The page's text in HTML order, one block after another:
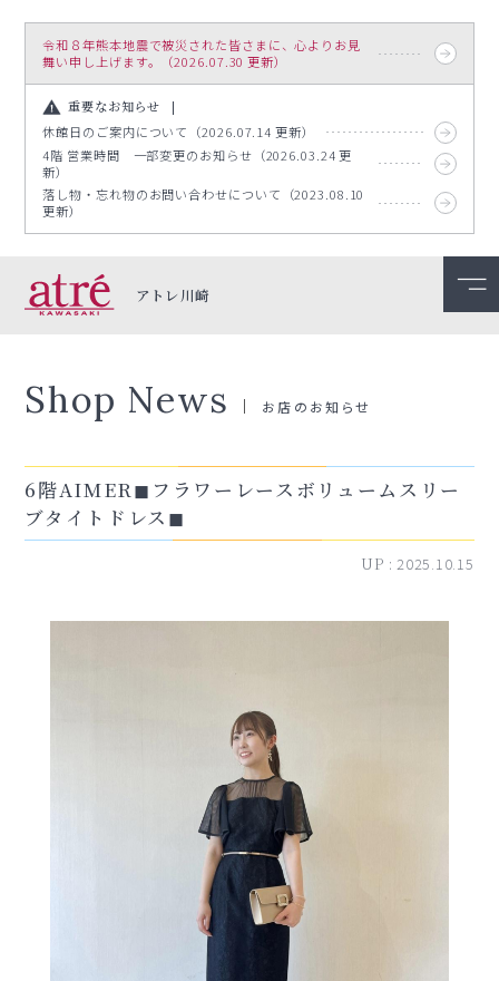
令和８年熊本地震で被災された皆さまに、心よりお見
舞い申し上げます。（2026.07.30 更新）
重要なお知らせ
休館日のご案内について（2026.07.14 更新）
4階 営業時間 一部変更のお知らせ（2026.03.24 更
新）
落し物・忘れ物のお問い合わせについて（2023.08.10
更新）
アトレ川崎
Shop News お店のお知らせ
6階AIMER◼︎フラワーレースボリュームスリー
ブタイトドレス◼︎
UP :2025.10.15